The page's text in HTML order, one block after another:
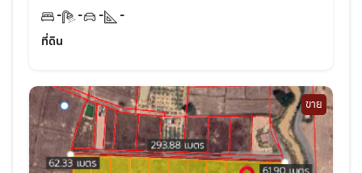
- - -
-
ที่ดิน
ขาย